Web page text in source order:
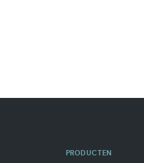
PRODUCTEN